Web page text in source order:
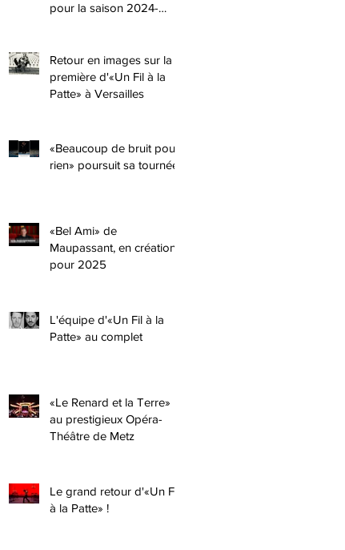
pour la saison 2024-
Retour en images sur la
première d'«Un Fil à la
Patte» à Versailles
«Beaucoup de bruit pour
rien» poursuit sa tournée
«Bel Ami» de
Maupassant, en création
pour 2025
L'équipe d'«Un Fil à la
Patte» au complet
«Le Renard et la Terre»
au prestigieux Opéra-
Théâtre de Metz
Le grand retour d'«Un Fil
à la Patte» !